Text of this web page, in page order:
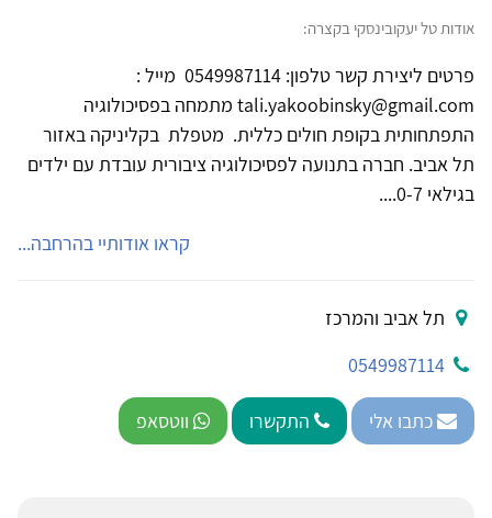
אודות טל יעקובינסקי בקצרה:
פרטים ליצירת קשר טלפון: 0549987114 מייל :
tali.yakoobinsky@gmail.com מתמחה בפסיכולוגיה
התפתחותית בקופת חולים כללית. מטפלת בקליניקה באזור
תל אביב. חברה בתנועה לפסיכולוגיה ציבורית עובדת עם ילדים
בגילאי 0-7....
קראו אודותיי בהרחבה...
תל אביב והמרכז
0549987114
כתבו אלי התקשרו ווטסאפ